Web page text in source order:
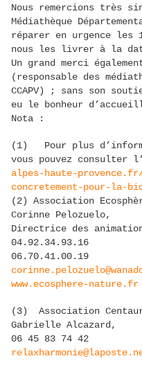
Nous remercions très
Médiathèque
réparer en urgence les
nous les livrer à la
Un grand merci
(responsable des
CCAPV) ; sans son
eu le bonheur
Nota :
(1) Pour plus
vous pouvez consulter
alpes-haute-
concretement-pour-la-
(2) Association
Corinne Pelozuelo,
Directrice des
04.92.34.93.16
06.70.41.00.19
www.ecosphere-nature.fr
(3) Association
Gabrielle Alcazard,
06 45 83 74 42